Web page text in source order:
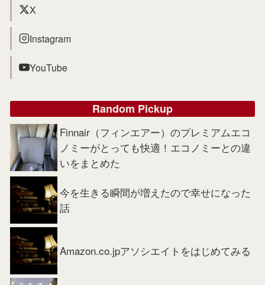
X
Instagram
YouTube
Random Pickup
Finnair（フィンエアー）のプレミアムエコ
ノミーがとっても快適！エコノミーとの違
いをまとめた
今を生きる瞬間が増えたので幸せになった
話
Amazon.co.jpアソシエイトをはじめてみる